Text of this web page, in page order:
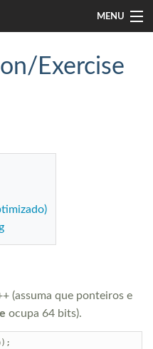
MENU
Exercise
(assuma que ponteiros e
ocupa 64 bits).
);